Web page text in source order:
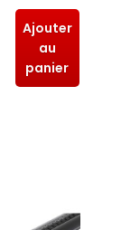
Ajouter
au
panier